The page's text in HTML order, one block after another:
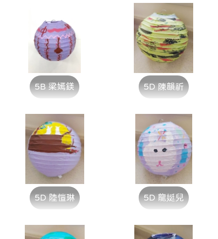
5B 梁嫣鎂 5D 陳韻祈
5D 陸愷琳 5D 龍娗兒